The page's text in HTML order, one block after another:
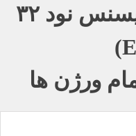
آراز لایسنس - لایسنس نود ٣٢
ورژن ها